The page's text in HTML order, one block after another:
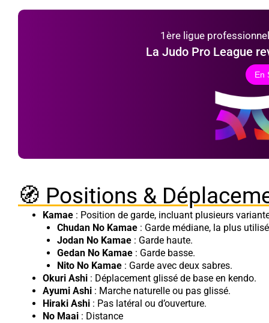
La Judo Pro League
1ère ligue
En
🧭 Positions &
Kamae : Position de garde, incluant plusieurs
Chudan No Kamae : Garde médiane, la plus
Jodan No Kamae : Garde haute.
Gedan No Kamae : Garde basse.
Nito No Kamae : Garde avec deux sabres.
Okuri Ashi : Déplacement glissé de base en kendo.
Ayumi Ashi : Marche naturelle ou pas glissé.
Hiraki Ashi : Pas latéral ou d’ouverture.
No Maai : Distance